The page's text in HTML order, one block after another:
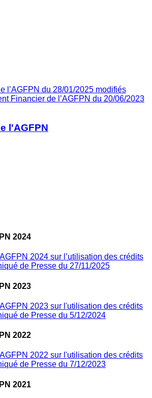
l’AGFPN du 28/01/2025 modifiés
Financier de l’AGFPN du 20/06/2023
l'AGFPN
2024
2024 sur l’utilisation des crédits
de Presse du 27/11/2025
2023
2023 sur l'utilisation des crédits
de Presse du 5/12/2024
2022
2022 sur l'utilisation des crédits
de Presse du 7/12/2023
2021